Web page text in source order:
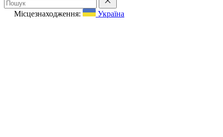
Місцезнаходження: Україна